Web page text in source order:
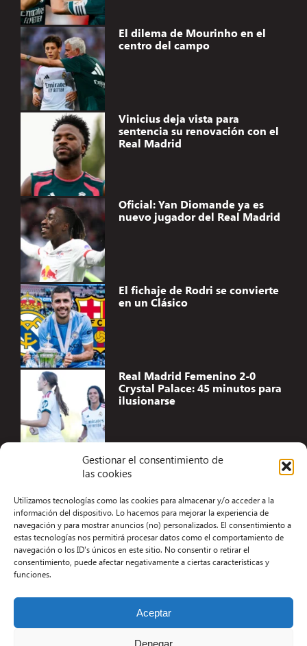
Gestionar el consentimiento de
las cookies
Utilizamos tecnologías como las cookies para almacenar y/o acceder a la
información del dispositivo. Lo hacemos para mejorar la experiencia de
navegación y para mostrar anuncios (no) personalizados. El consentimiento a
estas tecnologías nos permitirá procesar datos como el comportamiento de
navegación o los ID's únicos en este sitio. No consentir o retirar el
consentimiento, puede afectar negativamente a ciertas características y
funciones.
Aceptar
Denegar
El dilema de Mourinho en el
centro del campo
Vinicius deja vista para
sentencia su renovación con el
Real Madrid
Oficial: Yan Diomande ya es
nuevo jugador del Real Madrid
El fichaje de Rodri se convierte
en un Clásico
Real Madrid Femenino 2-0
Crystal Palace: 45 minutos para
ilusionarse
Aviso Legal
Términos y condiciones
Política de privacidad
Contacto
Desarrollo Web por Kiwop